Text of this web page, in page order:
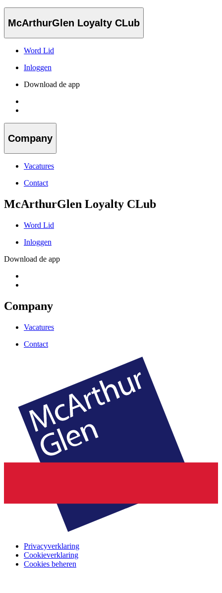
McArthurGlen Loyalty CLub
Word Lid
Inloggen
Download de app
Company
Vacatures
Contact
McArthurGlen Loyalty CLub
Word Lid
Inloggen
Download de app
Company
Vacatures
Contact
Privacyverklaring
Cookieverklaring
Cookies beheren